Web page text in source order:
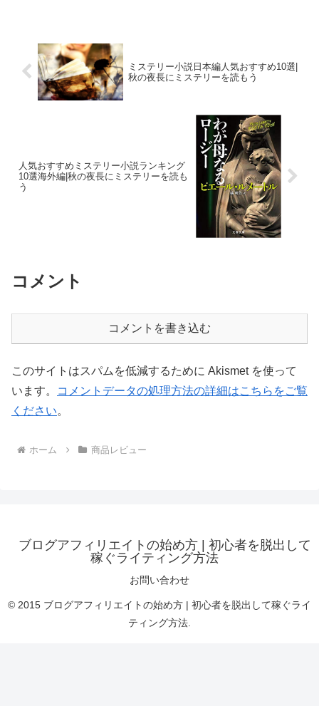
ミステリー小説日本編人気おすすめ10選|
秋の夜長にミステリーを読もう
人気おすすめミステリー小説ランキング
10選海外編|秋の夜長にミステリーを読も
う
コメント
コメントを書き込む
このサイトはスパムを低減するために Akismet を使って
います。
コメントデータの処理方法の詳細はこちらをご覧
ください。
ホーム 商品レビュー
ブログアフィリエイトの始め方 | 初心者を脱出して
稼ぐライティング方法
お問い合わせ
© 2015 ブログアフィリエイトの始め方 | 初心者を脱出して稼ぐライ
ティング方法.